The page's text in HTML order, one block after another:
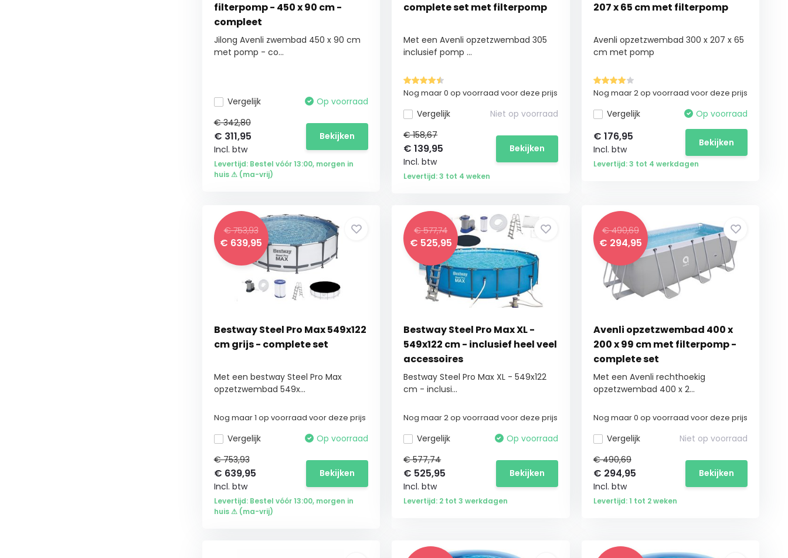
filterpomp - 450 x 90 cm -
compleet
Jilong Avenli zwembad 450 x 90 cm
met pomp - co...
Vergelijk
Op voorraad
€ 342,80
€ 311,95
Incl. btw
Bekijken
Levertijd: Bestel vóór 13:00, morgen in
huis ⚠ (ma-vrij)
complete set met filterpomp
Met een Avenli opzetzwembad 305
inclusief pomp ...
Nog maar 0 op voorraad voor deze prijs
Vergelijk
Niet op voorraad
€ 158,67
€ 139,95
Incl. btw
Bekijken
Levertijd: 3 tot 4 weken
207 x 65 cm met filterpomp
Avenli opzetzwembad 300 x 207 x 65
cm met pomp
Nog maar 2 op voorraad voor deze prijs
Vergelijk Op voorraad
€ 176,95
Incl. btw
Bekijken
Levertijd: 3 tot 4 werkdagen
€ 753,93
€ 639,95
Bestway Steel Pro Max 549x122
cm grijs - complete set
Met een bestway Steel Pro Max
opzetzwembad 549x...
Nog maar 1 op voorraad voor deze prijs
Vergelijk
Op voorraad
€ 753,93
€ 639,95
Incl. btw
Bekijken
Levertijd: Bestel vóór 13:00, morgen in
huis ⚠ (ma-vrij)
€ 577,74
€ 525,95
Bestway Steel Pro Max XL -
549x122 cm - inclusief heel veel
accessoires
Bestway Steel Pro Max XL - 549x122
cm - inclusi...
Nog maar 2 op voorraad voor deze prijs
Vergelijk
Op voorraad
€ 577,74
€ 525,95
Incl. btw
Bekijken
Levertijd: 2 tot 3 werkdagen
€ 490,69
€ 294,95
Avenli opzetzwembad 400 x
200 x 99 cm met filterpomp -
complete set
Met een Avenli rechthoekig
opzetzwembad 400 x 2...
Nog maar 0 op voorraad voor deze prijs
Vergelijk
Niet op voorraad
€ 490,69
€ 294,95
Incl. btw
Bekijken
Levertijd: 1 tot 2 weken